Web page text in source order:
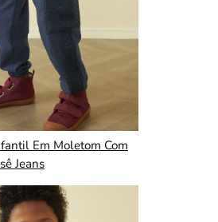
Em Moletom Com
Jeans